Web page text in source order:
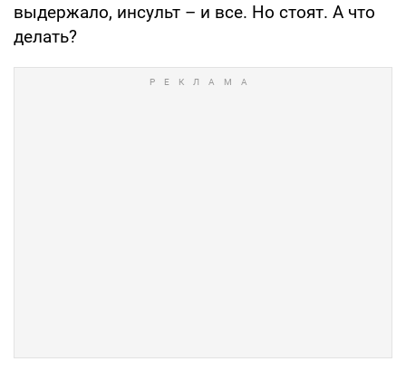
выдержало, инсульт – и все. Но стоят. А что
делать?